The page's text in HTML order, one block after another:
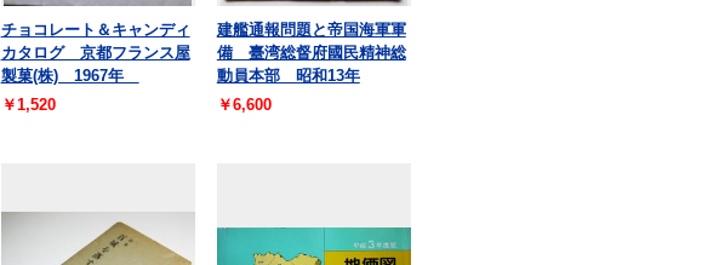
チョコレート＆キャンディ
カタログ 京都フランス屋
製菓(株) 1967年
￥1,520
建艦通報問題と帝国海軍軍
備 臺湾総督府國民精神総
動員本部 昭和13年
￥6,600